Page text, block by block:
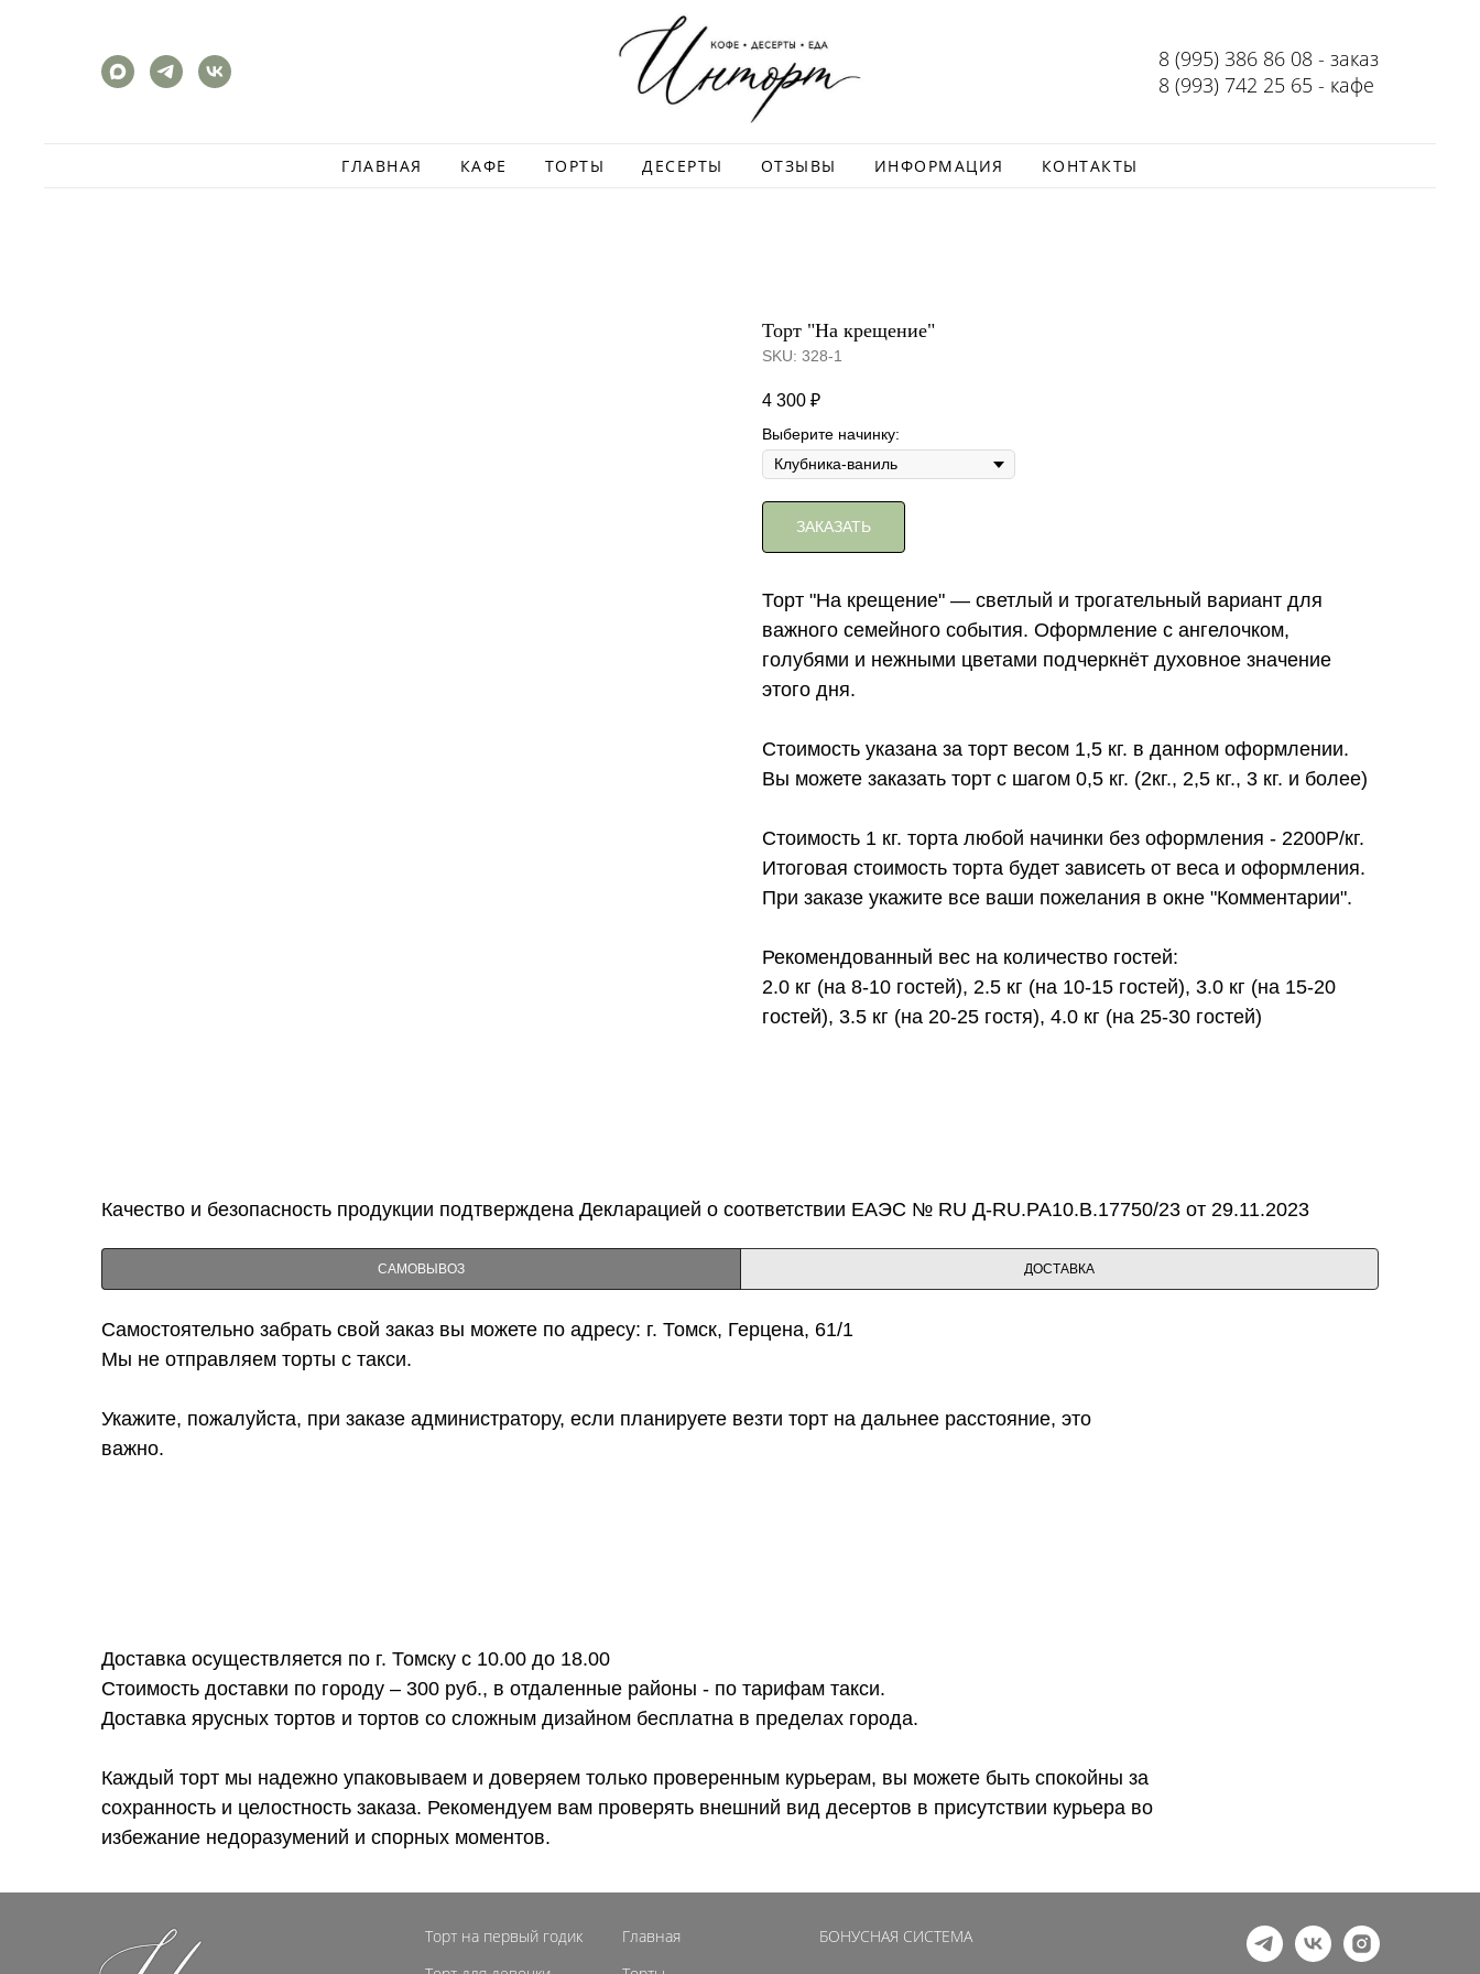
8 (995) 386 86 08 - заказ
8 (993) 742 25 65 - кафе
ГЛАВНАЯ КАФЕ ТОРТЫ ДЕСЕРТЫ ОТЗЫВЫ ИНФОРМАЦИЯ КОНТАКТЫ
Торт "На крещение"
SKU: 328-1
4 300 ₽
Выберите начинку:
ЗАКАЗАТЬ
Торт "На крещение" — светлый и трогательный вариант для
важного семейного события. Оформление с ангелочком,
голубями и нежными цветами подчеркнёт духовное значение
этого дня.
Стоимость указана за торт весом 1,5 кг. в данном оформлении.
Вы можете заказать торт с шагом 0,5 кг. (2кг., 2,5 кг., 3 кг. и более)
Стоимость 1 кг. торта любой начинки без оформления - 2200Р/кг.
Итоговая стоимость торта будет зависеть от веса и оформления.
При заказе укажите все ваши пожелания в окне "Комментарии".
Рекомендованный вес на количество гостей:
2.0 кг (на 8-10 гостей), 2.5 кг (на 10-15 гостей), 3.0 кг (на 15-20
гостей), 3.5 кг (на 20-25 гостя), 4.0 кг (на 25-30 гостей)
Качество и безопасность продукции подтверждена Декларацией о соответствии ЕАЭС № RU Д-RU.PA10.B.17750/23 от 29.11.2023
САМОВЫВОЗ ДОСТАВКА
Самостоятельно забрать свой заказ вы можете по адресу: г. Томск, Герцена, 61/1
Мы не отправляем торты с такси.
Укажите, пожалуйста, при заказе администратору, если планируете везти торт на дальнее расстояние, это
важно.
Доставка осуществляется по г. Томску с 10.00 до 18.00
Стоимость доставки по городу – 300 руб., в отдаленные районы - по тарифам такси.
Доставка ярусных тортов и тортов со сложным дизайном бесплатна в пределах города.
Каждый торт мы надежно упаковываем и доверяем только проверенным курьерам, вы можете быть спокойны за
сохранность и целостность заказа. Рекомендуем вам проверять внешний вид десертов в присутствии курьера во
избежание недоразумений и спорных моментов.
Торт на первый годик
Главная
БОНУСНАЯ СИСТЕМА